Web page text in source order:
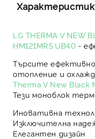
LG THERMA V NEW
HM121MRS.UB40 -
Търсите
отопление и
Therma V New Black
Тези моноблок
Иновативна
Изключителна
Елегантен дизайн